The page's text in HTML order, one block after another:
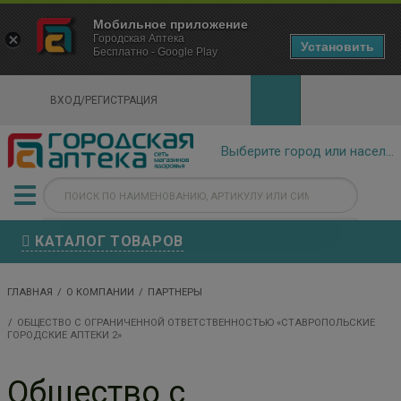
ВХОД/РЕГИСТРАЦИЯ
КАТАЛОГ ТОВАРОВ
ГЛАВНАЯ О КОМПАНИИ ПАРТНЕРЫ
ОБЩЕСТВО С ОГРАНИЧЕННОЙ ОТВЕТСТВЕННОСТЬЮ «СТАВРОПОЛЬСКИЕ
ГОРОДСКИЕ АПТЕКИ 2»
Общество с
×
Городская Аптека Маркетплейс
- In Google Play
Мобильное приложение
Городская Аптека
Бесплатно - Google Play
Установить